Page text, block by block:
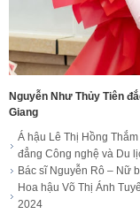
Nguyễn Như Thủy Tiên
Giang
Á hậu Lê Thị Hồng
đẳng Công nghệ và Du
Bác sĩ Nguyễn Rô – Nữ
Hoa hậu Võ Thị Ánh
2024